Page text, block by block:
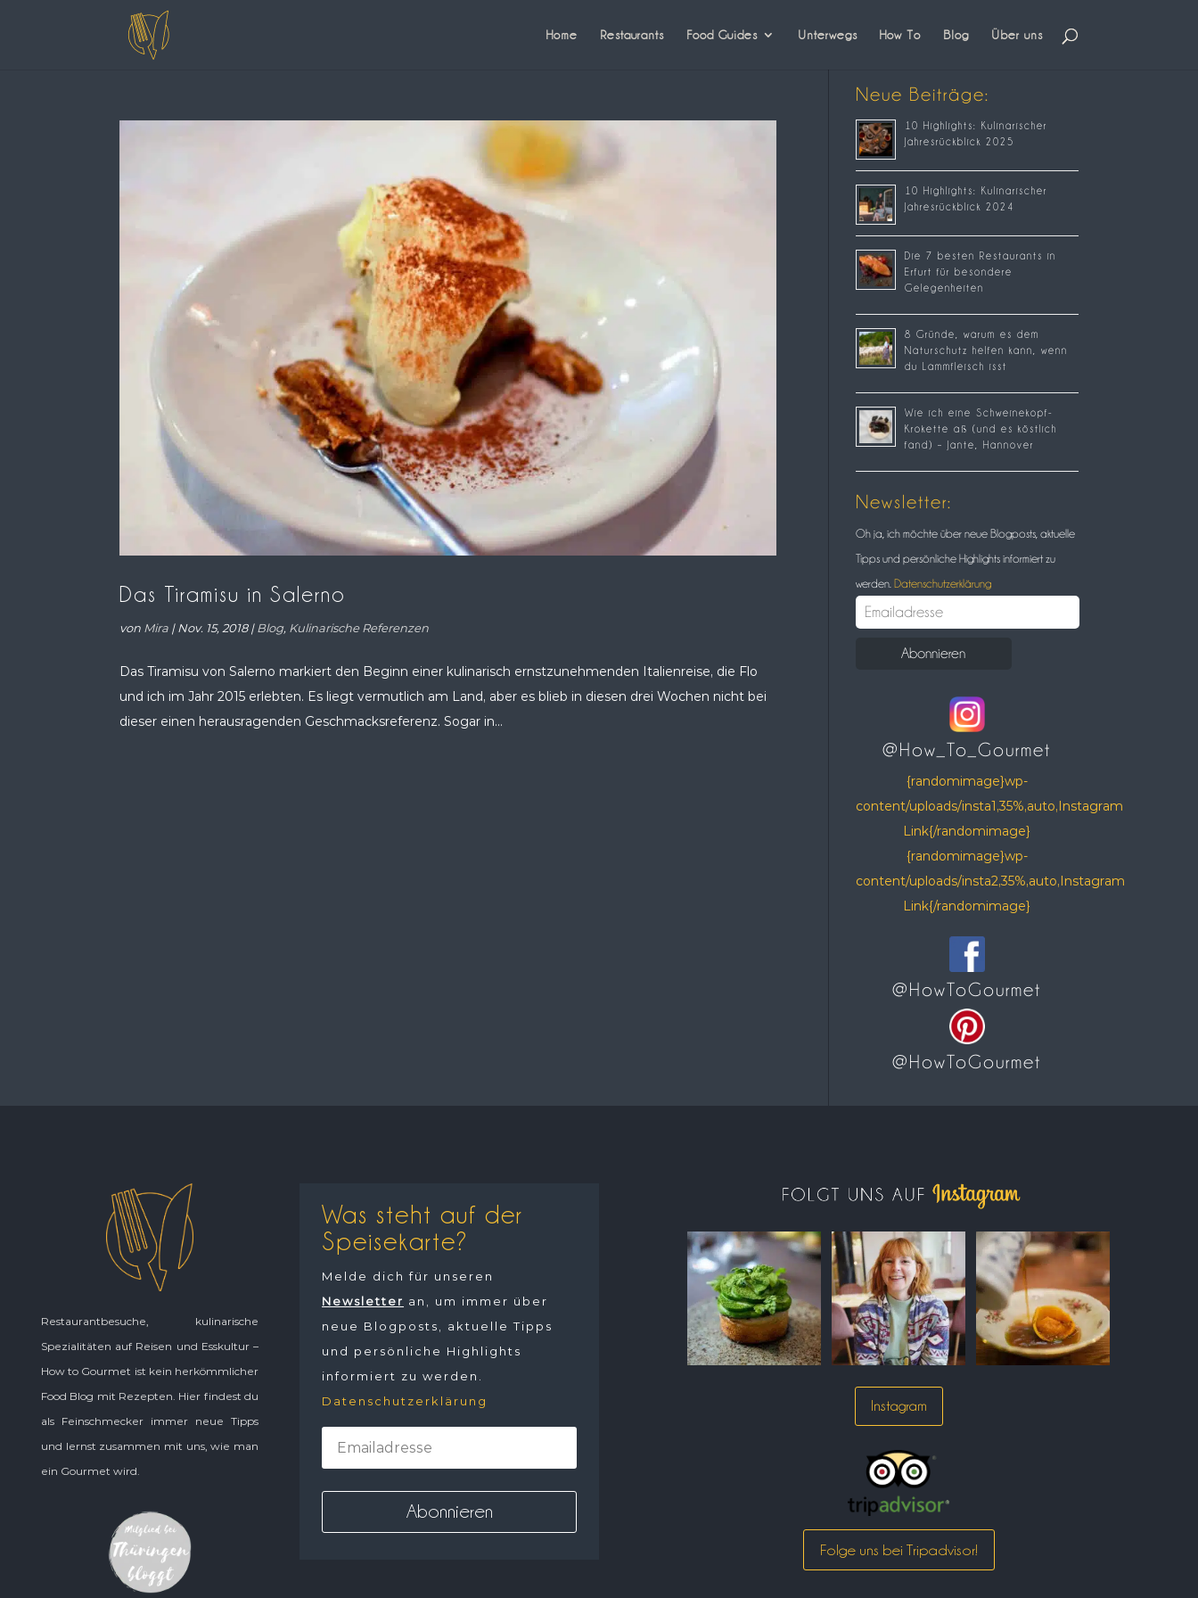
Home Restaurants Food Guides Unterwegs How To Blog Über uns
Das Tiramisu in Salerno
von Mira |Nov. 15, 2018|Blog, Kulinarische Referenzen
Das Tiramisu von Salerno markiert den Beginn einer kulinarisch ernstzunehmenden Italienreise, die Flo
und ich im Jahr 2015 erlebten. Es liegt vermutlich am Land, aber es blieb in diesen drei Wochen nicht bei
dieser einen herausragenden Geschmacksreferenz. Sogar in...
Neue Beiträge:
10 Highlights: Kulinarischer
Jahresrückblick 2025
10 Highlights: Kulinarischer
Jahresrückblick 2024
Die 7 besten Restaurants in
Erfurt für besondere
Gelegenheiten
8 Gründe, warum es dem
Naturschutz helfen kann, wenn
du Lammfleisch isst
Wie ich eine Schweinekopf-
Krokette aß (und es köstlich
fand) – Jante, Hannover
Newsletter:
Oh ja, ich möchte über neue Blogposts, aktuelle
Tipps und persönliche Highlights informiert zu
werden. Datenschutzerklärung
@How_To_Gourmet
{randomimage}wp-
content/uploads/insta1,35%,auto,Instagram
Link{/randomimage}
{randomimage}wp-
content/uploads/insta2,35%,auto,Instagram
Link{/randomimage}
@HowToGourmet
@HowToGourmet
Restaurantbesuche, kulinarische
Spezialitäten auf Reisen und Esskultur –
How to Gourmet ist kein herkömmlicher
Food Blog mit Rezepten. Hier findest du
als Feinschmecker immer neue Tipps
und lernst zusammen mit uns, wie man
ein Gourmet wird.
Was steht auf der
Speisekarte?
Melde dich für unseren
Newsletter an, um immer über
neue Blogposts, aktuelle Tipps
und persönliche Highlights
informiert zu werden.
Datenschutzerklärung
Instagram
Folge uns bei Tripadvisor!